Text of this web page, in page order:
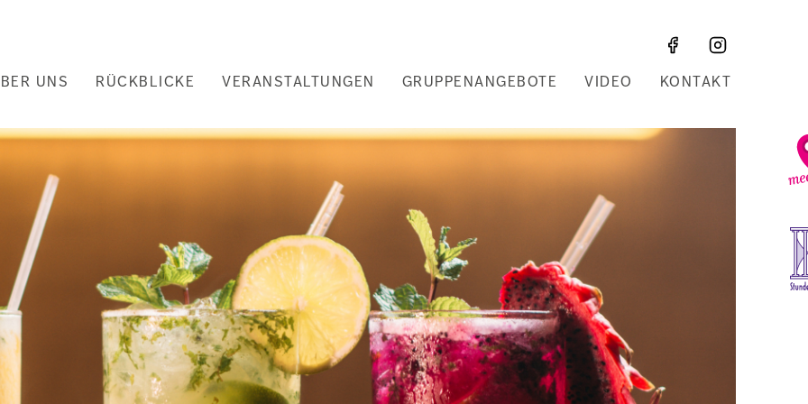
UNS RÜCKBLICKE VERANSTALTUNGEN GRUPPENANGEBOTE VIDEO KONTAKT